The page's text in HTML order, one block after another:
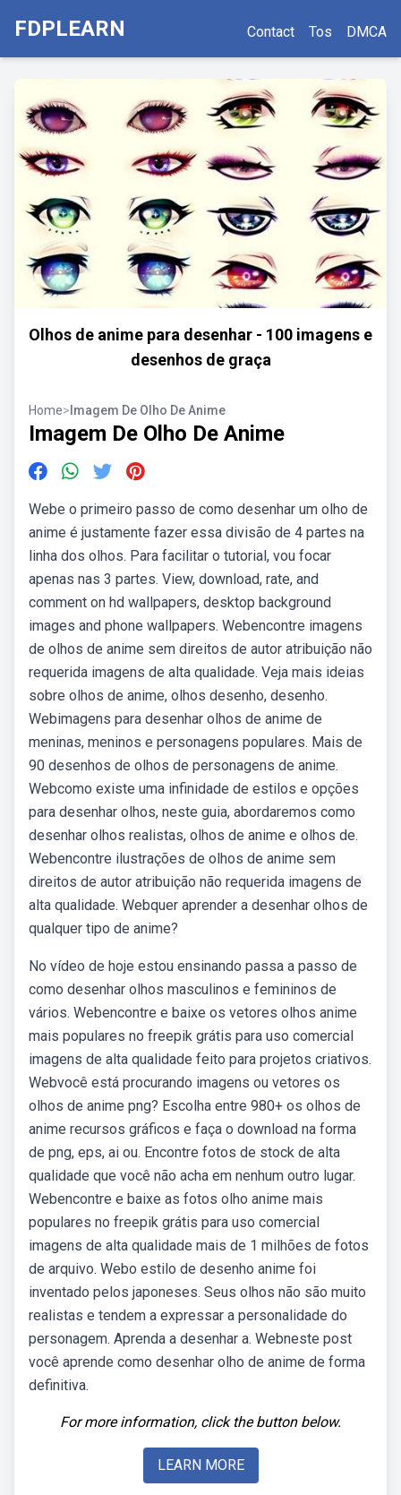
FDPLEARN Contact Tos DMCA
Olhos de anime para desenhar - 100 imagens e
desenhos de graça
Home> Imagem De Olho De Anime
Imagem De Olho De Anime
Webe o primeiro passo de como desenhar um olho de
anime é justamente fazer essa divisão de 4 partes na
linha dos olhos. Para facilitar o tutorial, vou focar
apenas nas 3 partes. View, download, rate, and
comment on hd wallpapers, desktop background
images and phone wallpapers. Webencontre imagens
de olhos de anime sem direitos de autor atribuição não
requerida imagens de alta qualidade. Veja mais ideias
sobre olhos de anime, olhos desenho, desenho.
Webimagens para desenhar olhos de anime de
meninas, meninos e personagens populares. Mais de
90 desenhos de olhos de personagens de anime.
Webcomo existe uma infinidade de estilos e opções
para desenhar olhos, neste guia, abordaremos como
desenhar olhos realistas, olhos de anime e olhos de.
Webencontre ilustrações de olhos de anime sem
direitos de autor atribuição não requerida imagens de
alta qualidade. Webquer aprender a desenhar olhos de
qualquer tipo de anime?
No vídeo de hoje estou ensinando passa a passo de
como desenhar olhos masculinos e femininos de
vários. Webencontre e baixe os vetores olhos anime
mais populares no freepik grátis para uso comercial
imagens de alta qualidade feito para projetos criativos.
Webvocê está procurando imagens ou vetores os
olhos de anime png? Escolha entre 980+ os olhos de
anime recursos gráficos e faça o download na forma
de png, eps, ai ou. Encontre fotos de stock de alta
qualidade que você não acha em nenhum outro lugar.
Webencontre e baixe as fotos olho anime mais
populares no freepik grátis para uso comercial
imagens de alta qualidade mais de 1 milhões de fotos
de arquivo. Webo estilo de desenho anime foi
inventado pelos japoneses. Seus olhos não são muito
realistas e tendem a expressar a personalidade do
personagem. Aprenda a desenhar a. Webneste post
você aprende como desenhar olho de anime de forma
definitiva.
For more information, click the button below.
LEARN MORE